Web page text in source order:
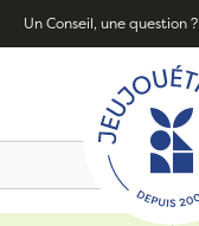
Un Conseil, une question ?